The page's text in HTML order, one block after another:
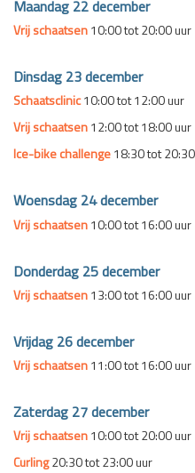
Maandag 22 december
Vrij schaatsen10:00 tot 20:00 uur
Dinsdag 23 december
Schaatsclinic10:00 tot 12:00 uur
Vrij schaatsen12:00 tot 18:00 uur
Ice-bike challenge18:30 tot
Woensdag 24 december
Vrij schaatsen10:00 tot 16:00 uur
Donderdag 25 december
Vrij schaatsen13:00 tot 16:00 uur
Vrijdag 26 december
Vrij schaatsen11:00 tot 16:00 uur
Zaterdag 27 december
Vrij schaatsen10:00 tot 20:00 uur
Curling20:30 tot 23:00 uur